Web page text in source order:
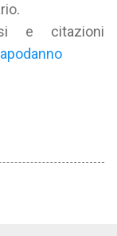
e citazioni